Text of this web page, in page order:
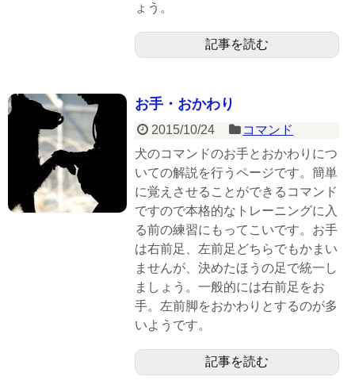
ょう。
記事を読む
お手・おかわり
2015/10/24
コマンド
犬のコマンドのお手とおかわりにつ
いての解説を行うページです。簡単
に覚えさせることができるコマンド
ですので本格的なトレーニングに入
る前の練習にもってこいです。お手
は右前足、左前足どちらでもかまい
ませんが、決めたほうの足で統一し
ましょう。一般的には右前足をお
手。左前脚をおかわりとするのが多
いようです。
記事を読む